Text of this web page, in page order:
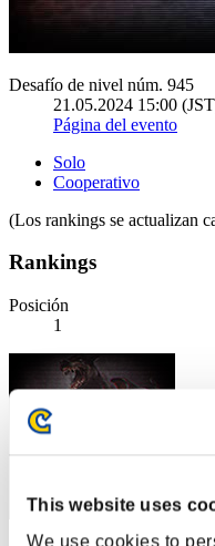
This website uses
We use cookies to
Desafío de nivel núm. 945
21.05.2024 15:00
Página del evento
Solo
Cooperativo
(Los rankings se actualizan
Rankings
Posición
1